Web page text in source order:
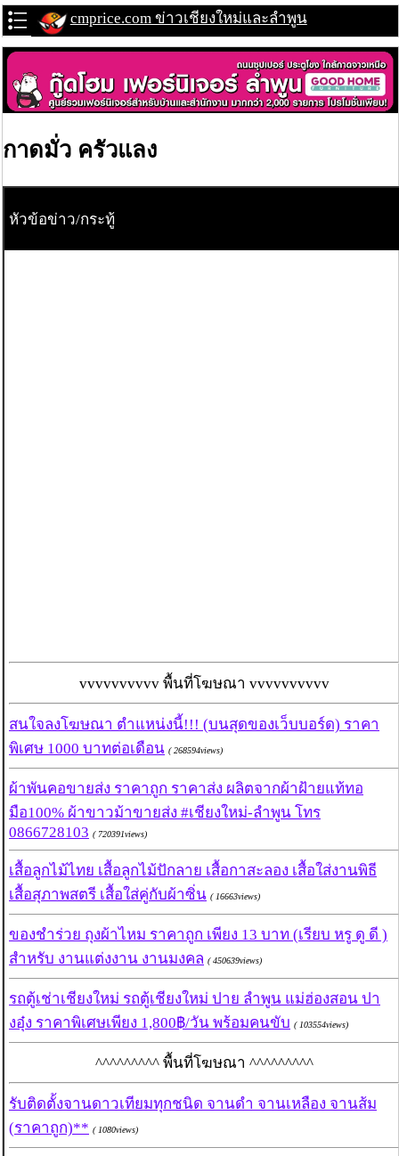
cmprice.com ข่าวเชียงใหม่และลำพูน
กาดมั่ว ครัวแลง
หัวข้อข่าว/กระทู้
vvvvvvvvvv พื้นที่โฆษณา vvvvvvvvvv
สนใจลงโฆษณา ตำแหน่งนี้!!! (บนสุดของเว็บบอร์ด) ราคา
พิเศษ 1000 บาทต่อเดือน ( 268594views)
ผ้าพันคอขายส่ง ราคาถูก ราคาส่ง ผลิตจากผ้าฝ้ายแท้ทอ
มือ100% ผ้าขาวม้าขายส่ง #เชียงใหม่-ลำพูน โทร
0866728103 ( 720391views)
เสื้อลูกไม้ไทย เสื้อลูกไม้ปักลาย เสื้อกาสะลอง เสื้อใส่งานพิธี
เสื้อสุภาพสตรี เสื้อใส่คู่กับผ้าซิ่น ( 16663views)
ของชำร่วย ถุงผ้าไหม ราคาถูก เพียง 13 บาท (เรียบ หรู ดู ดี )
สำหรับ งานแต่งงาน งานมงคล ( 450639views)
รถตู้เช่าเชียงใหม่ รถตู้เชียงใหม่ ปาย ลำพูน แม่ฮ่องสอน ปา
งอุ๋ง ราคาพิเศษเพียง 1,800฿/วัน พร้อมคนขับ ( 103554views)
^^^^^^^^^ พื้นที่โฆษณา ^^^^^^^^^
รับติดตั้งจานดาวเทียมทุกชนิด จานดำ จานเหลือง จานส้ม
(ราคาถูก)** ( 1080views)